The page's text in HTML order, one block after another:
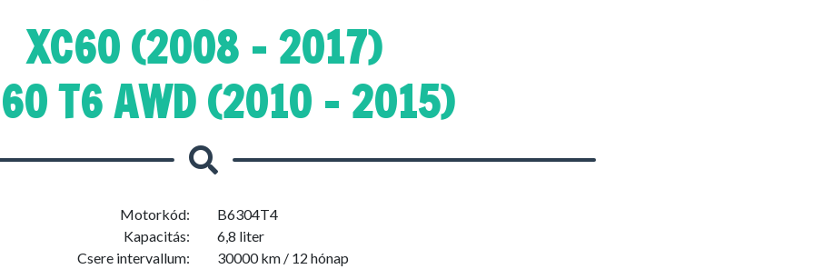
XC60 (2008 - 2017)
T6 AWD (2010 - 2015)
Motorkód:
B6304T4
Kapacitás:
6,8 liter
Csere intervallum:
30000 km / 12 hónap